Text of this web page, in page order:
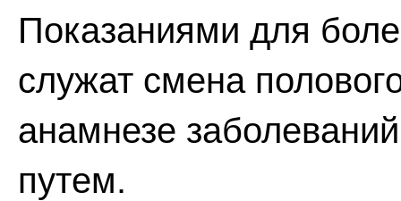
Показаниями для
служат смена
анамнезе
путем.